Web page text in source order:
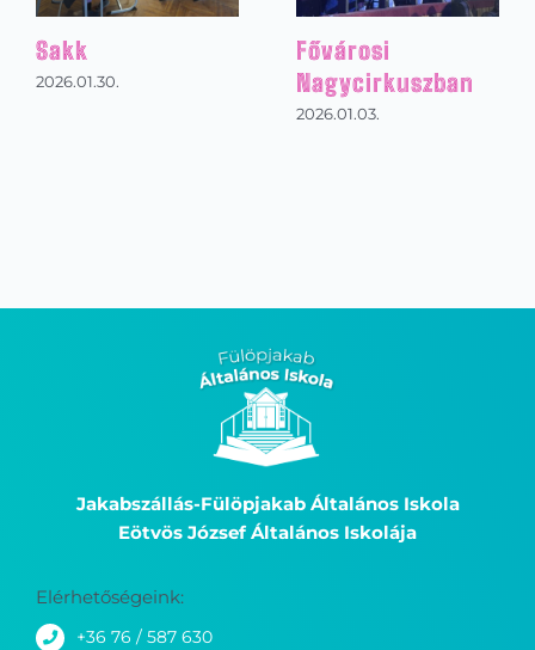
Nagycirkuszban
napja
Jakabszállás-Fülöpjakab Általános Iskola
Eötvös József Általános Iskolája
Elérhetőségeink:
+36 76 / 587 630